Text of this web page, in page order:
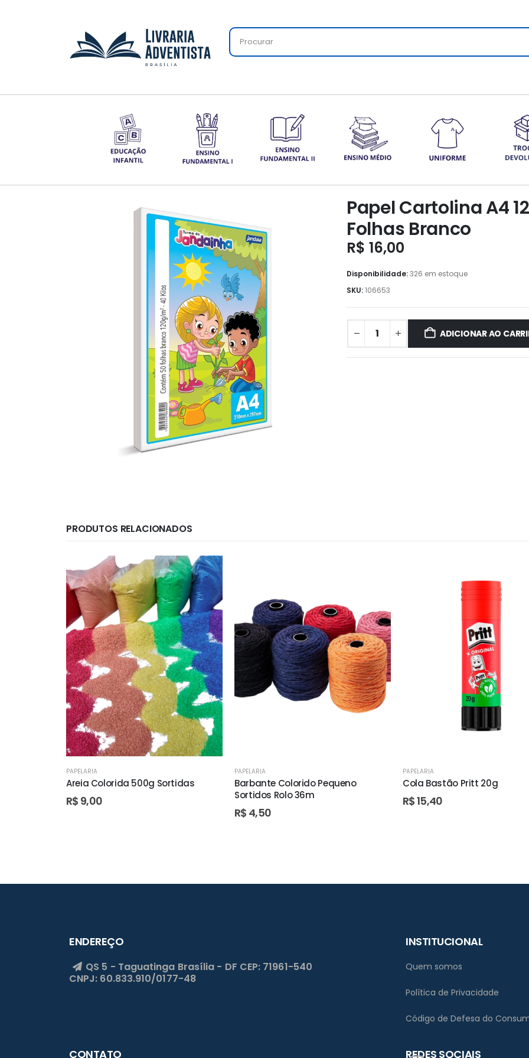
Papel Cartolina A4
Folhas Branco
R$ 16,00
Disponibilidade:326 em estoque
SKU:106653
ADICIONAR AO
PRODUTOS RELACIONADOS
PAPELARIA
Areia Colorida 500g Sortidas
R$ 9,00
PAPELARIA
Barbante Colorido Pequeno
Sortidos Rolo 36m
R$ 4,50
PAPELARIA
Cola Bastão Pritt 20g
R$15,40
ENDEREÇO
QS 5 - Taguatinga Brasília - DF CEP: 71961-540
CNPJ: 60.833.910/0177-48
INSTITUCIONAL
Quem somos
Política de Privacidade
Código de Defesa do
CONTATO REDES SOCIAIS